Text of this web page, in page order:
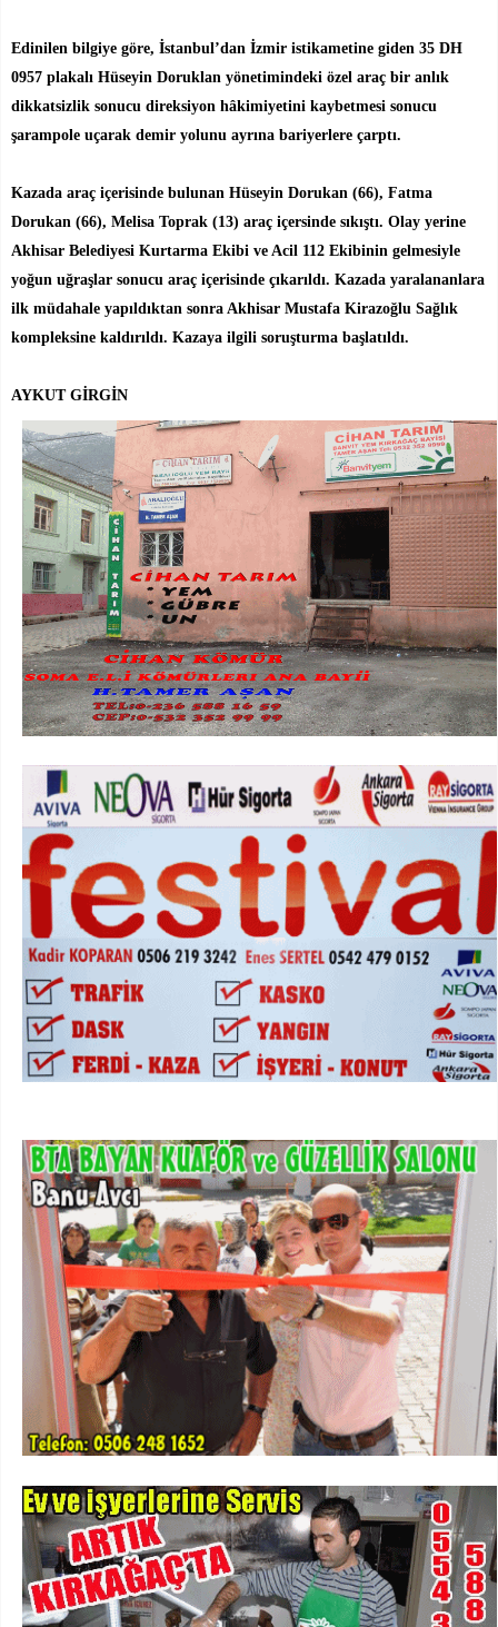
Edinilen bilgiye göre, İstanbul’dan İzmir istikametine giden 35 DH
0957 plakalı Hüseyin Doruklan yönetimindeki özel araç bir anlık
dikkatsizlik sonucu direksiyon hâkimiyetini kaybetmesi sonucu
şarampole uçarak demir yolunu ayrına bariyerlere çarptı.
Kazada araç içerisinde bulunan Hüseyin Dorukan (66), Fatma
Dorukan (66), Melisa Toprak (13) araç içersinde sıkıştı. Olay yerine
Akhisar Belediyesi Kurtarma Ekibi ve Acil 112 Ekibinin gelmesiyle
yoğun uğraşlar sonucu araç içerisinde çıkarıldı. Kazada yaralananlara
ilk müdahale yapıldıktan sonra Akhisar Mustafa Kirazoğlu Sağlık
kompleksine kaldırıldı. Kazaya ilgili soruşturma başlatıldı.
AYKUT GİRGİN